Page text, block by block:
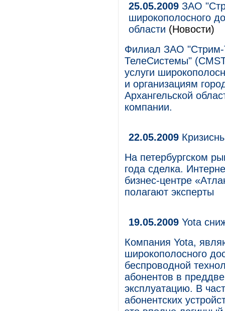
25.05.2009 ЗАО
широкополосного
области (Новости)
Филиал ЗАО "Стрим-
ТелеСистемы"
услуги
и организациям
Архангельской
компании.
22.05.2009
На петербургском
года сделка.
бизнес-центре
полагают эксперты
19.05.2009 Yota
Компания Yota,
широкополосного
беспроводной
абонентов в
эксплуатацию. В
абонентских